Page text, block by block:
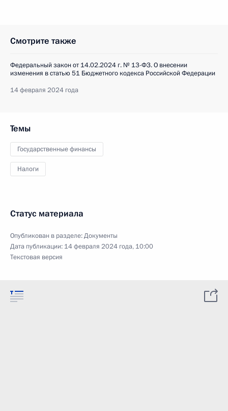
Смотрите также
Федеральный закон от 14.02.2024 г. № 13-ФЗ. О внесении
изменения в статью 51 Бюджетного кодекса Российской Федерации
14 февраля 2024 года
Темы
Государственные финансы
Налоги
Статус материала
Опубликован в разделе:Документы
Дата публикации: 14 февраля 2024 года, 10:00
Текстовая версия